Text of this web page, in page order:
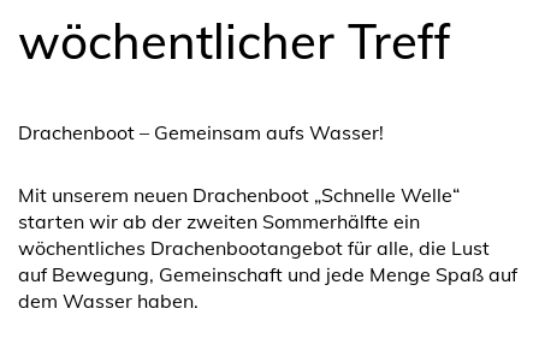
wöchentlicher Treff
Drachenboot – Gemeinsam aufs Wasser!
Mit unserem neuen Drachenboot „Schnelle Welle“
starten wir ab der zweiten Sommerhälfte ein
wöchentliches Drachenbootangebot für alle, die Lust
auf Bewegung, Gemeinschaft und jede Menge Spaß auf
dem Wasser haben.